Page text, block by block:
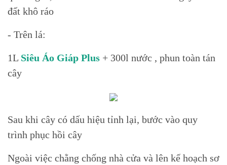
đất khô ráo
- Trên lá:
1L Siêu Áo Giáp Plus + 300l nước , phun toàn tán
cây
Sau khi cây có dấu hiệu tỉnh lại, bước vào quy
trình phục hồi cây
Ngoài việc chằng chống nhà cửa và lên kế hoạch sơ